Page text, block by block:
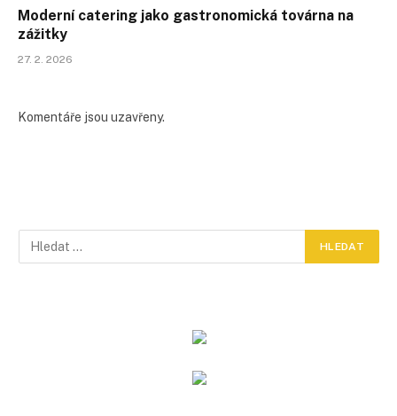
Moderní catering jako gastronomická továrna na
zážitky
27. 2. 2026
Komentáře jsou uzavřeny.